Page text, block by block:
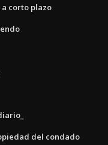
a corto plazo
del condado